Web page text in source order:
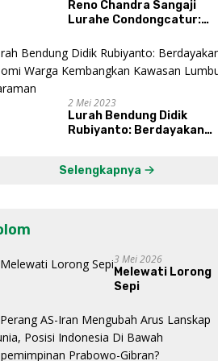
Reno Chandra Sangaji
Lurahe Condongcatur:
Proses, Dengarkan Suara
Masyarakat, dan Syukuri
Hasil
2 Mei 2023
Lurah Bendung Didik
Rubiyanto: Berdayakan
Mataraman
Selengkapnya
3 Mei 2026
Melewati Lorong
Sepi